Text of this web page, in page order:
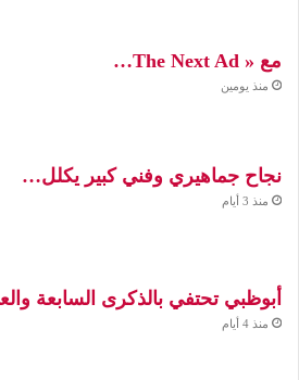
مع « The Next Ad…
منذ يومين
نجاح جماهيري وفني كبير يكلل…
منذ 3 أيام
أبوظبي تحتفي بالذكرى السابعة
منذ 4 أيام